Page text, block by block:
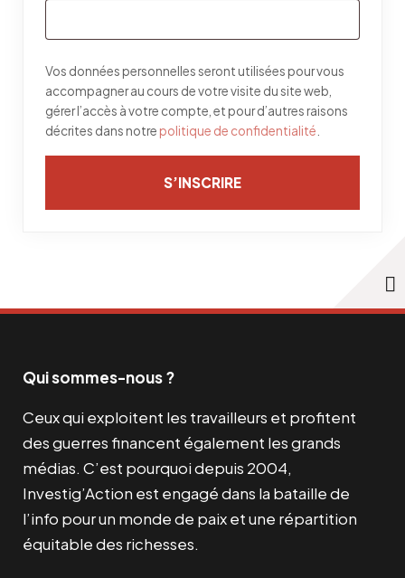
Vos données personnelles seront utilisées pour vous
accompagner au cours de votre visite du site web,
gérer l’accès à votre compte, et pour d’autres raisons
décrites dans notre politique de confidentialité
S’INSCRIRE
Qui sommes-nous ?
Ceux qui exploitent les travailleurs et profitent
des guerres financent également les grands
médias. C’est pourquoi depuis 2004,
Investig’Action est engagé dans la bataille de
l’info pour un monde de paix et une répartition
équitable des richesses.